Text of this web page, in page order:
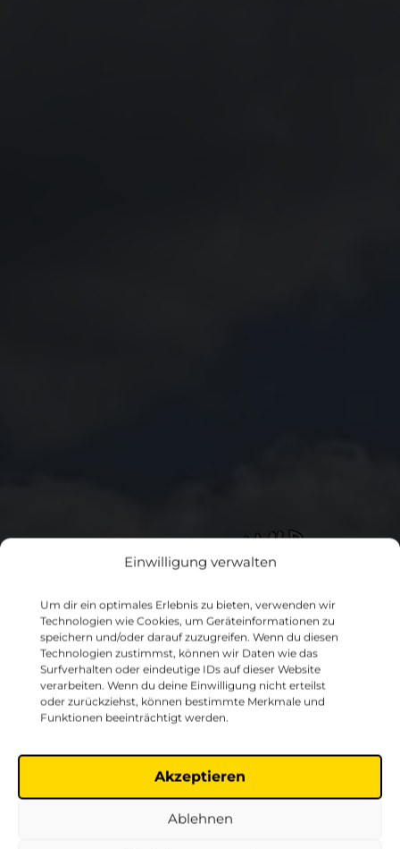
Einwilligung verwalten
Um dir ein optimales Erlebnis zu bieten, verwenden wir
Technologien wie Cookies, um Geräteinformationen zu
speichern und/oder darauf zuzugreifen. Wenn du diesen
Technologien zustimmst, können wir Daten wie das
Surfverhalten oder eindeutige IDs auf dieser Website
verarbeiten. Wenn du deine Einwilligung nicht erteilst
oder zurückziehst, können bestimmte Merkmale und
Funktionen beeinträchtigt werden.
Akzeptieren
Ablehnen
B
e
a
c
h
-
u
n
d
S
u
rf
c
a
m
p